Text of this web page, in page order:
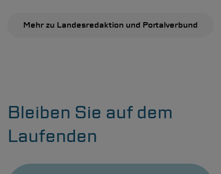
Mehr zu Landesredaktion und Portalverbund
Bleiben Sie auf dem
Laufenden